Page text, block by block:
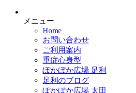
メニュー
Home
お問い合わせ
ご利用案内
重症心身型
ぽかぽか広場 足利
足利のブログ
ぽかぽか広場 太田